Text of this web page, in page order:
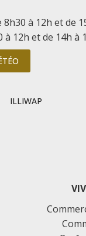
à 12h et de
à 12h et de 14h à
ILLIWAP